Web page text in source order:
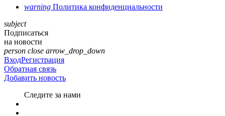
warning Политика конфиденциальности
subject
Подписаться
на новости
person close arrow_drop_down
ВходРегистрация
Обратная связь
Добавить новость
Cледите за нами